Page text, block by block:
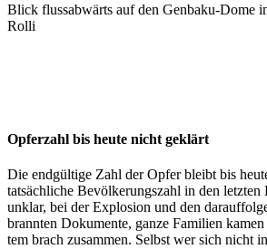
Blick flussab­wärts auf den Gen­baku-Dome
Rol­li
Opferzahl bis heute nicht geklärt
Die endgültige Zahl der Opfer bleibt bis
tat­säch­liche Bevölkerungszahl in den let­zten
unklar, bei der Explo­sion und den
bran­nten Doku­mente, ganze Fam­i­lien
tem brach zusam­men. Selb­st wer sich nicht